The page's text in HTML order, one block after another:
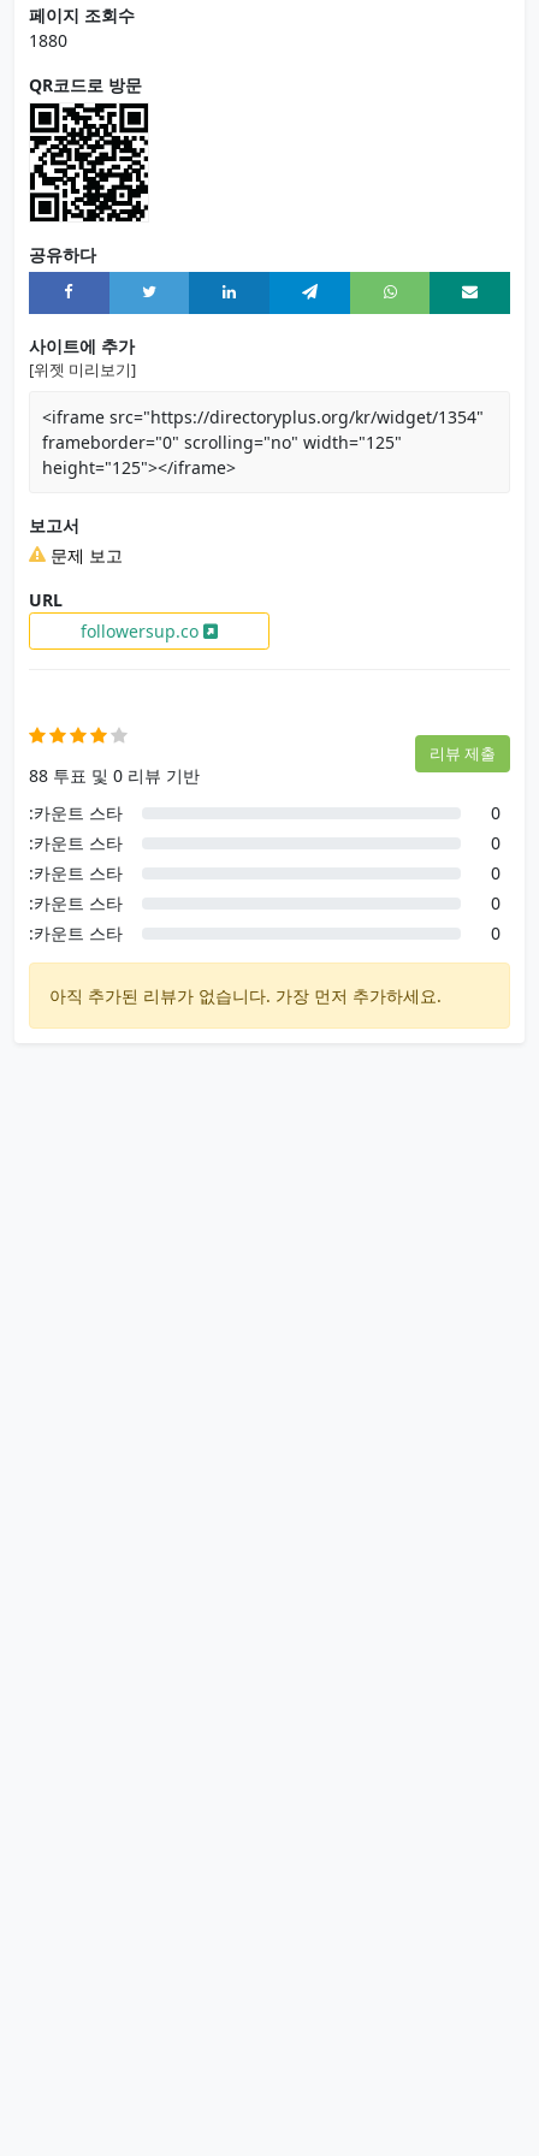
페이지 조회수
1880
QR코드로 방문
공유하다
사이트에 추가
[위젯 미리보기]
<iframe src="https://directoryplus.org/kr/widget/1354"
frameborder="0" scrolling="no" width="125"
height="125"></iframe>
보고서
문제 보고
URL
followersup.co
리뷰 제출
88 투표 및 0 리뷰 기반
:카운트 스타
0
:카운트 스타
0
:카운트 스타
0
:카운트 스타
0
:카운트 스타
0
아직 추가된 리뷰가 없습니다. 가장 먼저 추가하세요.